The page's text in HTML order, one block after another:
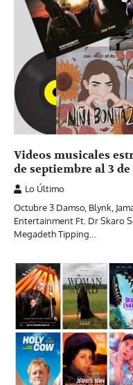
Videos musicales
de septiembre al 3
Lo Último
Octubre 3 Damso, Blynk,
Entertainment Ft. Dr Skaro
Megadeth Tipping…